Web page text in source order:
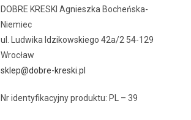
DOBRE KRESKI Agnieszka Bocheńska-
Niemiec
ul. Ludwika Idzikowskiego 42a/2 54-129
Wrocław
sklep@dobre-kreski.pl
Nr identyfikacyjny produktu: PL – 39